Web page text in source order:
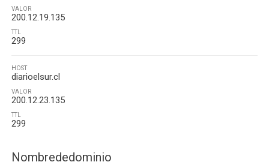
VALOR
200.12.19.135
TTL
299
HOST
diarioelsur.cl
VALOR
200.12.23.135
TTL
299
Nombrededominio